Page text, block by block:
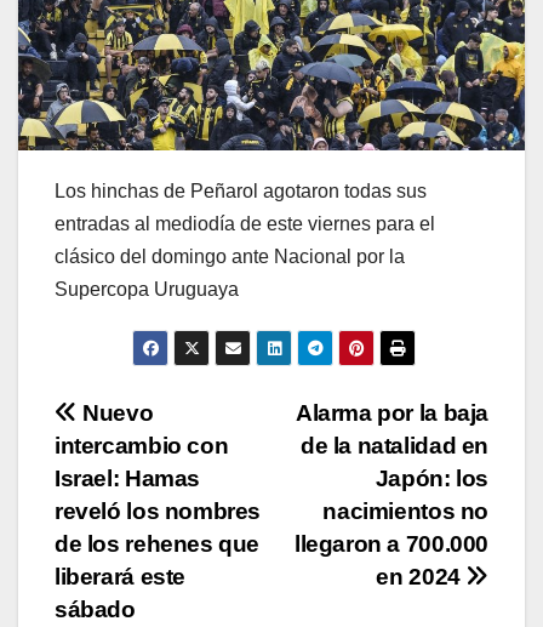
Los hinchas de Peñarol agotaron todas sus
entradas al mediodía de este viernes para el
clásico del domingo ante Nacional por la
Supercopa Uruguaya
Navegación
de
entradas
Alarma por la baja
de la natalidad en
Japón: los
nacimientos no
llegaron a 700.000
en 2024
Nuevo
intercambio con
Israel: Hamas
reveló los nombres
de los rehenes que
liberará este
sábado